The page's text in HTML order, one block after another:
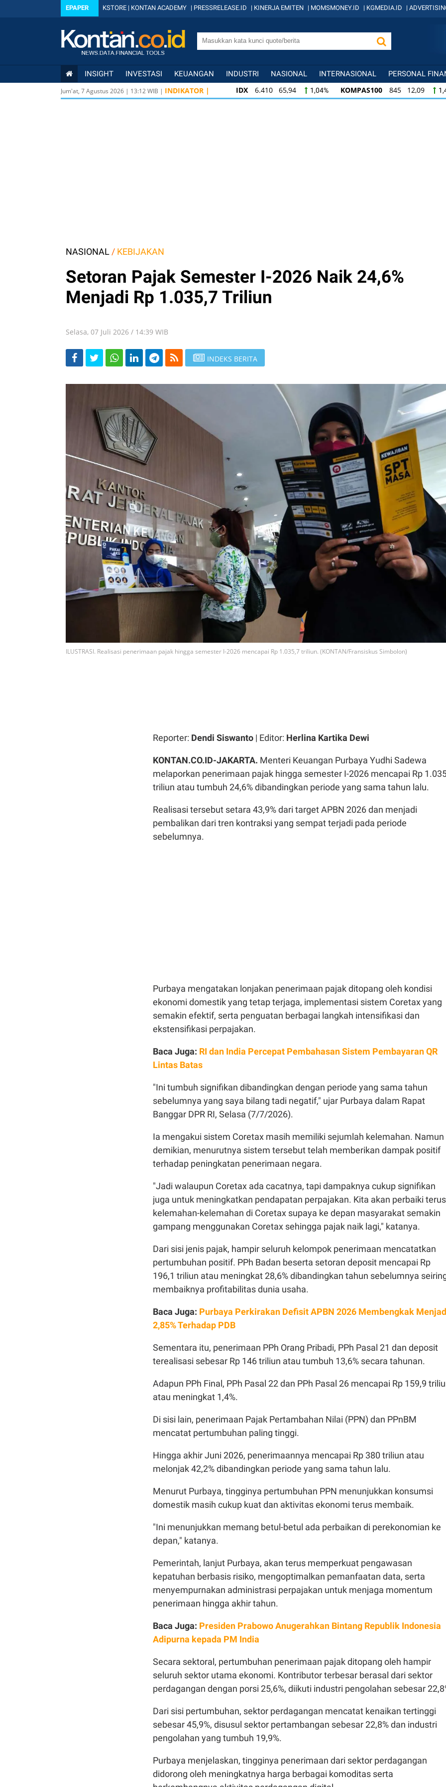
EPAPER KSTORE | KONTAN ACADEMY | PRESSRELEASE.ID | KINERJA EMITEN | MOMSMONEY.ID | KGMEDIA.ID |
INSIGHT INVESTASI KEUANGAN INDUSTRI NASIONAL INTERNASIONAL PERSONAL
Jum'at, 7 Agustus 2026 | 13:12WIB | INDIKATOR | IDX 6.410 65,94 1,04% KOMPAS100 845 12,09
KOMPAS100
845 12,09 1,45% LQ45 640 9,44
NASIONAL / KEBIJAKAN
Setoran Pajak Semester I-2026 Naik 24,6%
Menjadi Rp 1.035,7 Triliun
Selasa, 07 Juli 2026 / 14:39 WIB
INDEKS BERITA
ILUSTRASI. Realisasi penerimaan pajak hingga semester I-2026 mencapai Rp 1.035,7 triliun. (KONTAN/Fransiskus Simbolon)
Reporter: Dendi Siswanto | Editor: Herlina Kartika Dewi
KONTAN.CO.ID-JAKARTA. Menteri Keuangan Purbaya Yudhi Sadewa
melaporkan penerimaan pajak hingga semester I-2026 mencapai Rp
triliun atau tumbuh 24,6% dibandingkan periode yang sama tahun lalu.
Realisasi tersebut setara 43,9% dari target APBN 2026 dan menjadi
pembalikan dari tren kontraksi yang sempat terjadi pada periode
sebelumnya.
Purbaya mengatakan lonjakan penerimaan pajak ditopang oleh kondisi
ekonomi domestik yang tetap terjaga, implementasi sistem Coretax yang
semakin efektif, serta penguatan berbagai langkah intensifikasi dan
ekstensifikasi perpajakan.
Baca Juga: RI dan India Percepat Pembahasan Sistem Pembayaran QR
Lintas Batas
"Ini tumbuh signifikan dibandingkan dengan periode yang sama tahun
sebelumnya yang saya bilang tadi negatif," ujar Purbaya dalam Rapat
Banggar DPR RI, Selasa (7/7/2026).
Ia mengakui sistem Coretax masih memiliki sejumlah kelemahan. Namun
demikian, menurutnya sistem tersebut telah memberikan dampak positif
terhadap peningkatan penerimaan negara.
"Jadi walaupun Coretax ada cacatnya, tapi dampaknya cukup signifikan
juga untuk meningkatkan pendapatan perpajakan. Kita akan perbaiki terus
kelemahan-kelemahan di Coretax supaya ke depan masyarakat semakin
gampang menggunakan Coretax sehingga pajak naik lagi," katanya.
Dari sisi jenis pajak, hampir seluruh kelompok penerimaan mencatatkan
pertumbuhan positif. PPh Badan beserta setoran deposit mencapai Rp
196,1 triliun atau meningkat 28,6% dibandingkan tahun sebelumnya
membaiknya profitabilitas dunia usaha.
Baca Juga: Purbaya Perkirakan Defisit APBN 2026 Membengkak
2,85% Terhadap PDB
Sementara itu, penerimaan PPh Orang Pribadi, PPh Pasal 21 dan deposit
terealisasi sebesar Rp 146 triliun atau tumbuh 13,6% secara tahunan.
Adapun PPh Final, PPh Pasal 22 dan PPh Pasal 26 mencapai Rp 159,9
atau meningkat 1,4%.
Di sisi lain, penerimaan Pajak Pertambahan Nilai (PPN) dan PPnBM
mencatat pertumbuhan paling tinggi.
Hingga akhir Juni 2026, penerimaannya mencapai Rp 380 triliun atau
melonjak 42,2% dibandingkan periode yang sama tahun lalu.
Menurut Purbaya, tingginya pertumbuhan PPN menunjukkan konsumsi
domestik masih cukup kuat dan aktivitas ekonomi terus membaik.
"Ini menunjukkan memang betul-betul ada perbaikan di perekonomian ke
depan," katanya.
Pemerintah, lanjut Purbaya, akan terus memperkuat pengawasan
kepatuhan berbasis risiko, mengoptimalkan pemanfaatan data, serta
menyempurnakan administrasi perpajakan untuk menjaga momentum
penerimaan hingga akhir tahun.
Baca Juga: Presiden Prabowo Anugerahkan Bintang Republik Indonesia
Adipurna kepada PM India
Secara sektoral, pertumbuhan penerimaan pajak ditopang oleh hampir
seluruh sektor utama ekonomi. Kontributor terbesar berasal dari sektor
perdagangan dengan porsi 25,6%, diikuti industri pengolahan sebesar
Dari sisi pertumbuhan, sektor perdagangan mencatat kenaikan tertinggi
sebesar 45,9%, disusul sektor pertambangan sebesar 22,8% dan industri
pengolahan yang tumbuh 19,9%.
Purbaya menjelaskan, tingginya penerimaan dari sektor perdagangan
didorong oleh meningkatnya harga berbagai komoditas serta